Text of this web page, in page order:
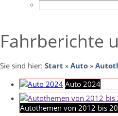
Fahrberichte
Sie sind hier: Start » Auto »
Auto 2024
Autothemen von 2012 bis